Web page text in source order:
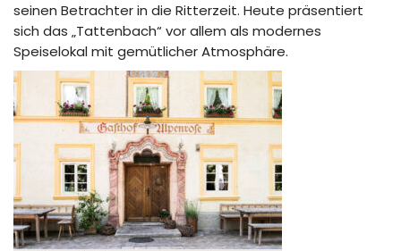
seinen Betrachter in die Ritterzeit. Heute präsentiert
sich das „Tattenbach“ vor allem als modernes
Speiselokal mit gemütlicher Atmosphäre.